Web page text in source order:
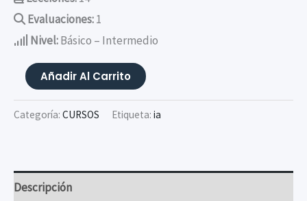
Evaluaciones:1
Nivel:Básico – Intermedio
Automatización
Reportes
Contables
cantidad
Añadir Al Carrito
Categoría: CURSOS Etiqueta: ia
Descripción